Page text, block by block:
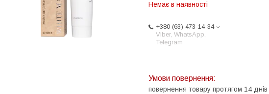
Немає в наявності
+380 (63) 473-14-34
Viber, WhatsApp,
Telegram
повернення товару протягом 14 днів